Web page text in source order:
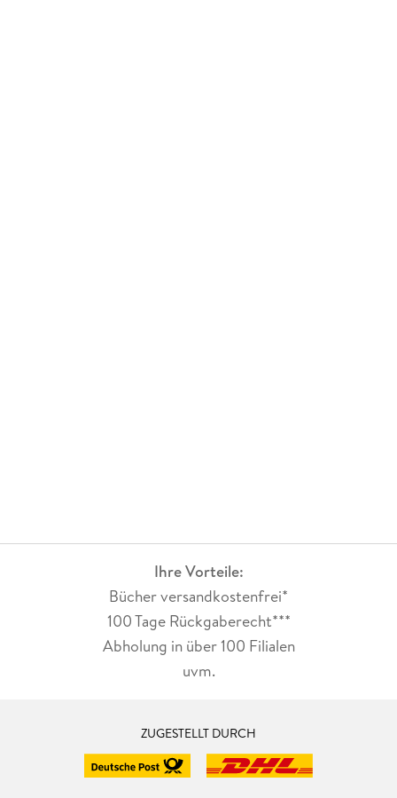
Ihre Vorteile:
Bücher versandkostenfrei*
100 Tage Rückgaberecht***
Abholung in über 100 Filialen
uvm.
ZUGESTELLT DURCH